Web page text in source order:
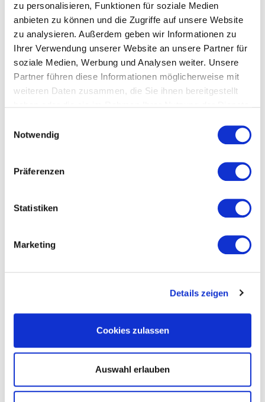
zu personalisieren, Funktionen für soziale Medien
anbieten zu können und die Zugriffe auf unsere Website
zu analysieren. Außerdem geben wir Informationen zu
Ihrer Verwendung unserer Website an unsere Partner für
soziale Medien, Werbung und Analysen weiter. Unsere
Partner führen diese Informationen möglicherweise mit
weiteren Daten zusammen, die Sie ihnen bereitgestellt
Notwendig
Präferenzen
Statistiken
Marketing
Details zeigen
Cookies zulassen
Auswahl erlauben